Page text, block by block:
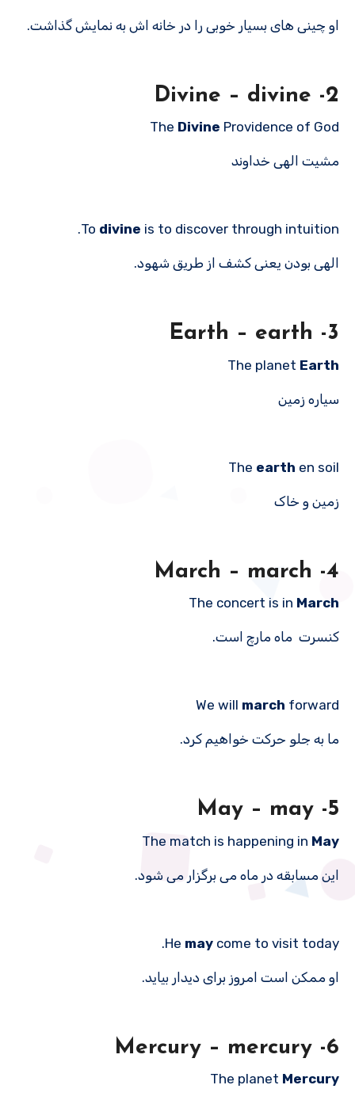
او چینی های بسیار خوبی را در خانه اش به نمایش گذاشت.
2- Divine – divine
The Divine Providence of God
مشیت الهی خداوند
To divine is to discover through intuition.
الهی بودن یعنی کشف از طریق شهود.
3- Earth – earth
The planet Earth
سیاره زمین
The earth en soil
زمین و خاک
4- March – march
The concert is in March
کنسرت ماه مارچ است.
We will march forward
ما به جلو حرکت خواهیم کرد.
5- May – may
The match is happening in May
این مسابقه در ماه می برگزار می شود.
He may come to visit today.
او ممکن است امروز برای دیدار بیاید.
6- Mercury – mercury
The planet Mercury